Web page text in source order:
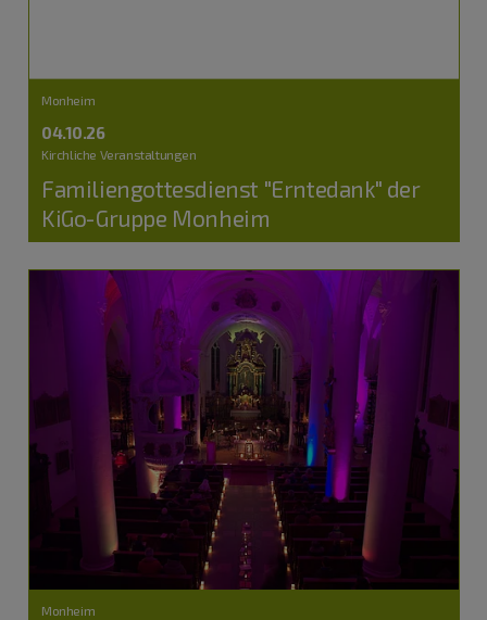
Monheim
04.10.26
Kirchliche Veranstaltungen
Familiengottesdienst "Erntedank" der
KiGo-Gruppe Monheim
Monheim